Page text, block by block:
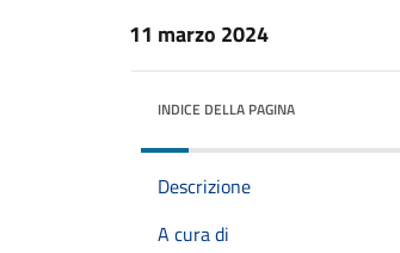
11 marzo 2024
INDICE DELLA PAGINA
Descrizione
A cura di